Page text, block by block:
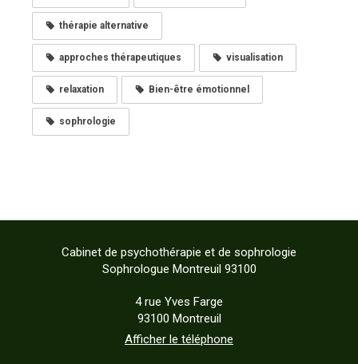
thérapie alternative
approches thérapeutiques visualisation
relaxation Bien-être émotionnel
sophrologie
Cabinet de psychothérapie et de sophrologie
Sophrologue Montreuil 93100
4 rue Yves Farge
93100 Montreuil
Afficher le téléphone